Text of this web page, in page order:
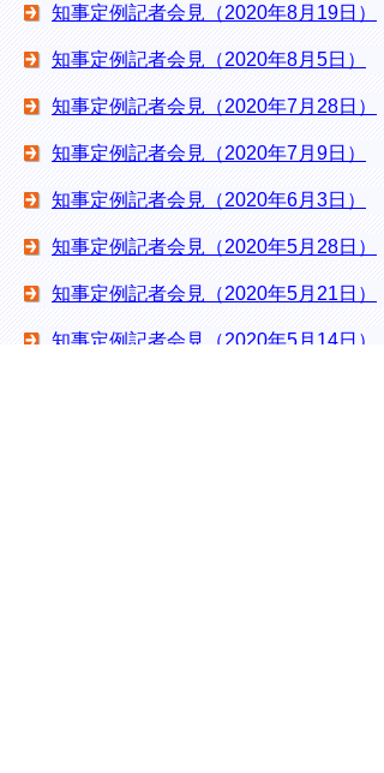
知事定例記者会見（2020年8月19日）
知事定例記者会見（2020年8月5日）
知事定例記者会見（2020年7月28日）
知事定例記者会見（2020年7月9日）
知事定例記者会見（2020年6月3日）
知事定例記者会見（2020年5月28日）
知事定例記者会見（2020年5月21日）
知事定例記者会見（2020年5月14日）